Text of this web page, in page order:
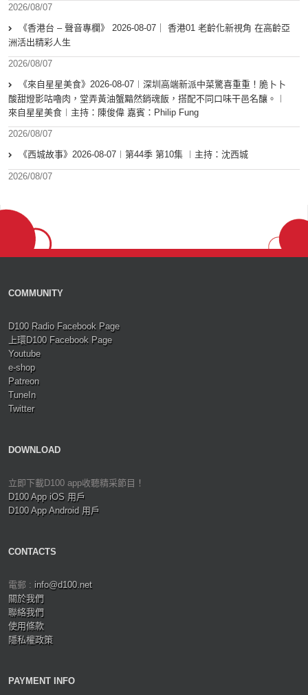
2026/08/07
《香港台 – 聲音專欄》 2026-08-07｜ 香港01 老齡化新視角 在高齡亞
洲活出精彩人生
2026/08/07
《來自星星美食》2026-08-07︱深圳高端新派中菜驚喜重重！脆卜卜
酸甜燈影咕嚕肉，堂弄黃油蟹黯然銷魂飯，搭配不同口味干邑名釀。︱
來自星星美食︱主持：陳俊偉 嘉賓：Philip Fung
2026/08/07
《西城故事》2026-08-07︱第44季 第10集 ︱主持：沈西城
2026/08/07
COMMUNITY
D100 Radio Facebook Page
上環D100 Facebook Page
Youtube
e-shop
Patreon
TuneIn
Twitter
DOWNLOAD
立即下載D100 app收聽精采節目！
D100 App iOS 用戶
D100 App Android 用戶
CONTACTS
電郵 : info@d100.net
關於我們
聯絡我們
使用條款
隱私權政策
PAYMENT INFO